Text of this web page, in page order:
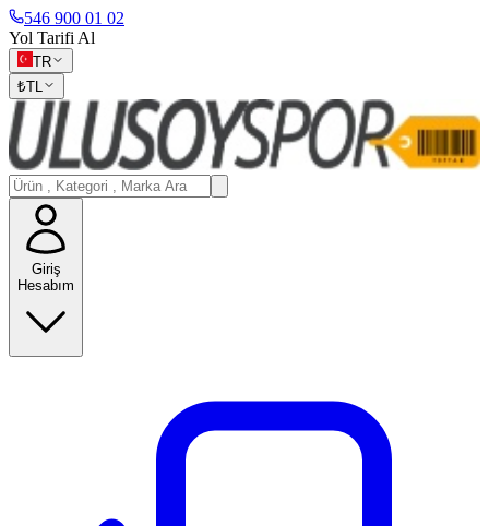
546 900 01 02
Yol Tarifi Al
TR
₺TL
Giriş
Hesabım